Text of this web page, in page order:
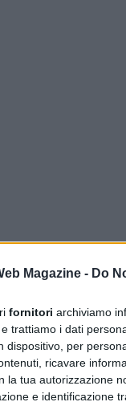
Magazine - Do
fornitori archiviamo
trattiamo i dati
dispositivo, per
ricavare
la tua autorizzazione
e identificazione